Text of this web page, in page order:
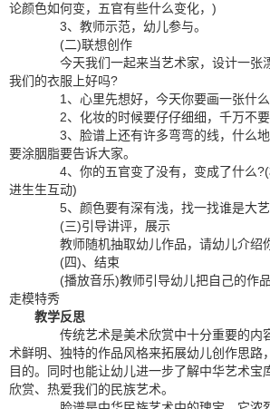
论颜色如何变，五官有些什么变化，)
3、教师示范，幼儿参与。
(二)联想创作
今天我们一起来当艺术家，设计一张
我们的衣服上好吗?
1、心里先想好，今天你要画一张什么
2、化妆的时候要仔仔细细，千万不要
3、脸谱上还有许多弯弯的线，什么地
要涂胭脂要告诉大家。
4、你的五官变了没有，变成了什么?(
进生生互动)
5、颜色要有深有浅，找一找谁是大艺
(三)引导讲评，展示
教师随机抽取幼儿作品，请幼儿介绍你
(四)、结束
(播放音乐)教师引导幼儿把自己的作品
走模特秀
教学反思
传统艺术是美术欣赏中十分重要的内
术鲜明、独特的作品风格来拓展幼儿创作思路
目的。同时也能让幼儿进一步了解中华艺术宝
欣赏、热爱我们的民族艺术。